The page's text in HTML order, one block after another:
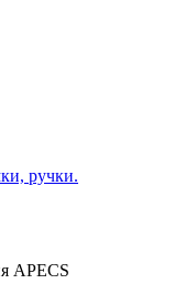
APECS